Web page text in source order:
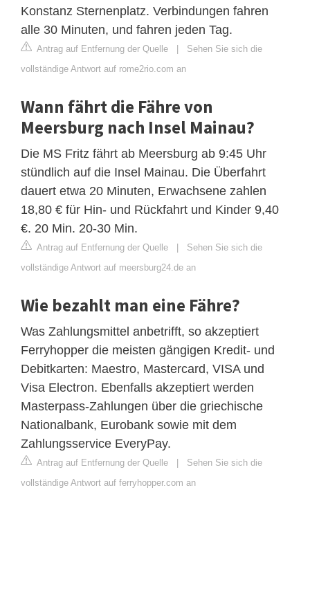
Konstanz Sternenplatz. Verbindungen fahren
alle 30 Minuten, und fahren jeden Tag.
Antrag auf Entfernung der Quelle | Sehen Sie sich die
vollständige Antwort auf rome2rio.com an
Wann fährt die Fähre von
Meersburg nach Insel Mainau?
Die MS Fritz fährt ab Meersburg ab 9:45 Uhr
stündlich auf die Insel Mainau. Die Überfahrt
dauert etwa 20 Minuten, Erwachsene zahlen
18,80 € für Hin- und Rückfahrt und Kinder 9,40
€. 20 Min. 20-30 Min.
Antrag auf Entfernung der Quelle | Sehen Sie sich die
vollständige Antwort auf meersburg24.de an
Wie bezahlt man eine Fähre?
Was Zahlungsmittel anbetrifft, so akzeptiert
Ferryhopper die meisten gängigen Kredit- und
Debitkarten: Maestro, Mastercard, VISA und
Visa Electron. Ebenfalls akzeptiert werden
Masterpass-Zahlungen über die griechische
Nationalbank, Eurobank sowie mit dem
Zahlungsservice EveryPay.
Antrag auf Entfernung der Quelle | Sehen Sie sich die
vollständige Antwort auf ferryhopper.com an